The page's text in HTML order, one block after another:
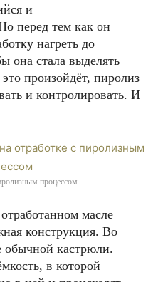
и
перед тем как он
нагреть до
она стала выделять
произойдёт, пиролиз
и контролировать. И
процессом
масле
конструкция. Во
обычной кастрюли.
в которой